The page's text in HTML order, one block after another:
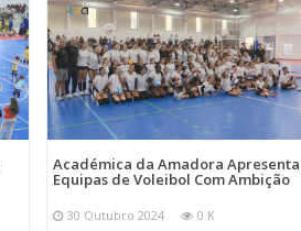
Académica da Amadora Apresenta
Equipas de Voleibol Com Ambição
30 Outubro 2024 0 K